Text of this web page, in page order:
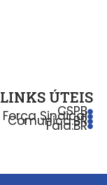
LINKS ÚTEIS
CSPB
Força Sindical
Comunica.BR
Fala.BR